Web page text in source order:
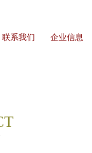
联系我们 企业信息